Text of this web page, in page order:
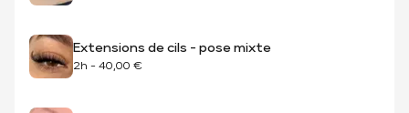
Extensions de cils - pose mixte
2h - 40,00 €